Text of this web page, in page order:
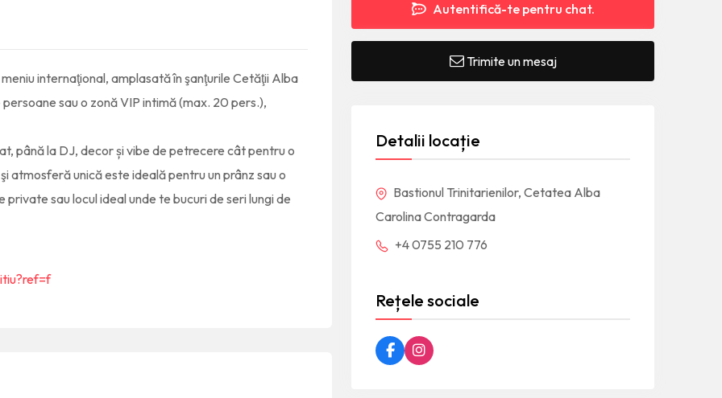
internaţional, amplasată în şanţurile Cetăţii Alba
sau o zonă VIP intimă (max. 20 pers.),
până la DJ, decor și vibe de petrecere cât pentru o
atmosferă unică este ideală pentru un prânz sau o
sau locul ideal unde te bucuri de seri lungi de
Autentifică-te pentru chat.
Trimite un mesaj
Detalii locație
Bastionul Trinitarienilor, Cetatea Alba
Carolina Contragarda
+4 0755 210 776
Rețele sociale